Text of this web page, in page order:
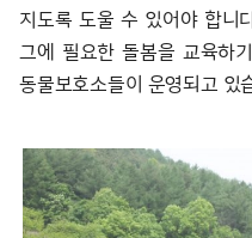
지도록 도울 수 있어야 합니
그에 필요한 돌봄을 교육하
동물보호소들이 운영되고 있